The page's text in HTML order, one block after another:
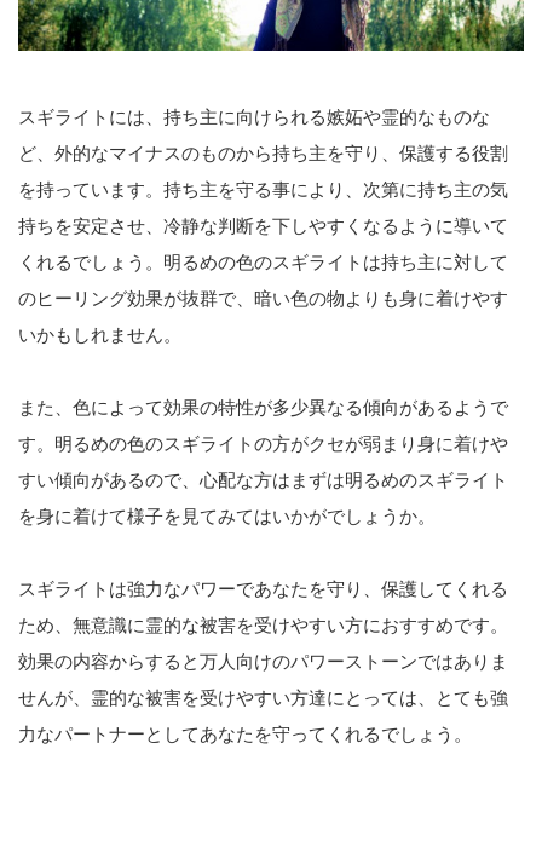
スギライトには、持ち主に向けられる嫉妬や霊的なものな
ど、外的なマイナスのものから持ち主を守り、保護する役割
を持っています。持ち主を守る事により、次第に持ち主の気
持ちを安定させ、冷静な判断を下しやすくなるように導いて
くれるでしょう。明るめの色のスギライトは持ち主に対して
のヒーリング効果が抜群で、暗い色の物よりも身に着けやす
いかもしれません。
また、 色によって効果の特性が多少異なる傾向があるようで
す。明るめの色のスギライトの方がクセが弱まり身に着けや
すい傾向があるので、心配な方はまずは明るめのスギライト
を身に着けて様子を見てみてはいかがでしょうか。
スギライトは強力なパワーであなたを守り、保護してくれる
ため、無意識に霊的な被害を受けやすい方におすすめです。
効果の内容からすると万人向けのパワーストーンではありま
せんが、霊的な被害を受けやすい方達にとっては、とても強
力なパートナーとしてあなたを守ってくれるでしょう。